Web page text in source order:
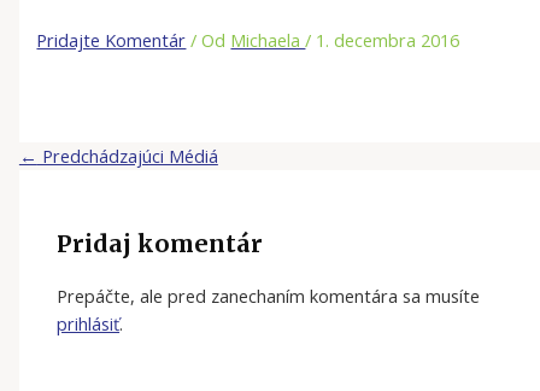
Pridajte Komentár / Od Michaela/ 1. decembra 2016
← Predchádzajúci Médiá
Pridaj komentár
Prepáčte, ale pred zanechaním komentára sa musíte
prihlásiť.